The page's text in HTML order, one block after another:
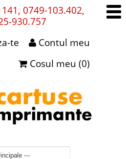
0749-103.402,
930.757
Contul meu
te
Cosul meu (0)